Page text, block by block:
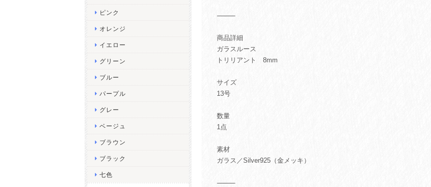
⸻
商品詳細
ガラスルース
トリリアント 8mm
サイズ
13号
数量
1点
素材
ガラス／Silver925（金メッキ）
⸻
ピンク
オレンジ
イエロー
グリーン
ブルー
パープル
グレー
ベージュ
ブラウン
ブラック
七色